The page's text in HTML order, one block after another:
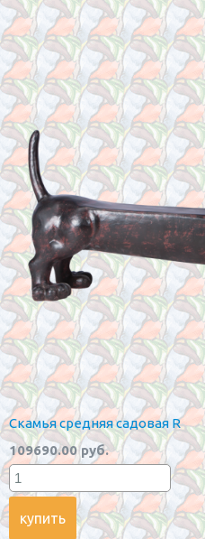
Скамья средняя садовая R
109690.00 руб.